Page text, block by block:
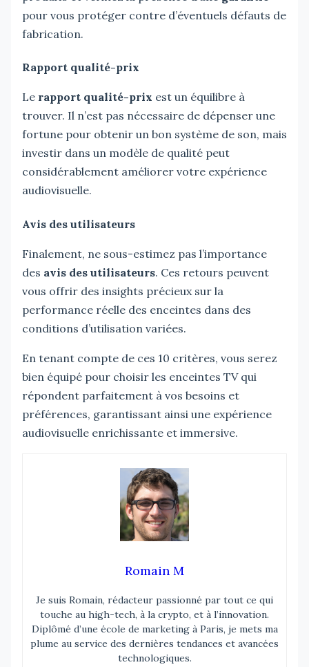
pour vous protéger contre d’éventuels défauts de
fabrication.
Rapport qualité-prix
Le rapport qualité-prix est un équilibre à
trouver. Il n’est pas nécessaire de dépenser une
fortune pour obtenir un bon système de son, mais
investir dans un modèle de qualité peut
considérablement améliorer votre expérience
audiovisuelle.
Avis des utilisateurs
Finalement, ne sous-estimez pas l’importance
des avis des utilisateurs. Ces retours peuvent
vous offrir des insights précieux sur la
performance réelle des enceintes dans des
conditions d’utilisation variées.
En tenant compte de ces 10 critères, vous serez
bien équipé pour choisir les enceintes TV qui
répondent parfaitement à vos besoins et
préférences, garantissant ainsi une expérience
audiovisuelle enrichissante et immersive.
Romain M
Je suis Romain, rédacteur passionné par tout ce qui
touche au high-tech, à la crypto, et à l’innovation.
Diplômé d’une école de marketing à Paris, je mets ma
plume au service des dernières tendances et avancées
technologiques.